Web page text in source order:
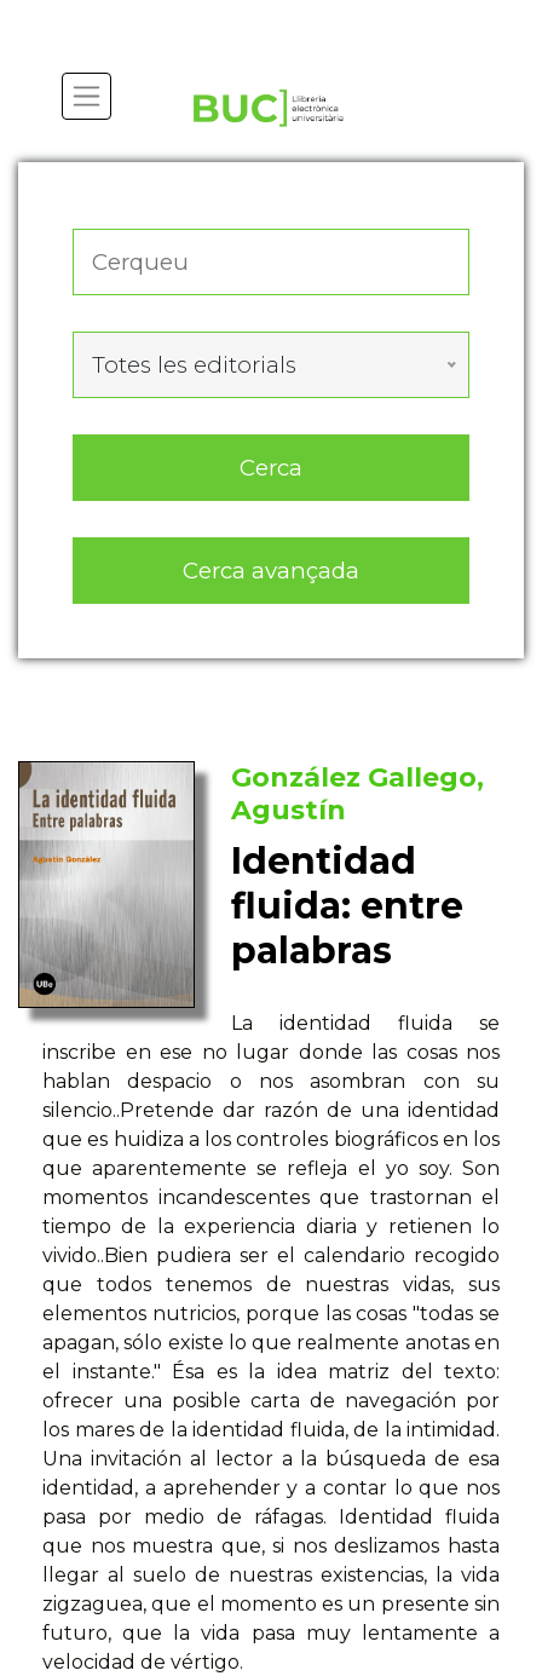
Totes les editorials
Cerca
Cerca avançada
González Gallego,
Agustín
Identidad
fluida: entre
palabras
La identidad fluida se
inscribe en ese no lugar donde las cosas nos
hablan despacio o nos asombran con su
silencio..Pretende dar razón de una identidad
que es huidiza a los controles biográficos en los
que aparentemente se refleja el yo soy. Son
momentos incandescentes que trastornan el
tiempo de la experiencia diaria y retienen lo
vivido..Bien pudiera ser el calendario recogido
que todos tenemos de nuestras vidas, sus
elementos nutricios, porque las cosas "todas se
apagan, sólo existe lo que realmente anotas en
el instante." Ésa es la idea matriz del texto:
ofrecer una posible carta de navegación por
los mares de la identidad fluida, de la intimidad.
Una invitación al lector a la búsqueda de esa
identidad, a aprehender y a contar lo que nos
pasa por medio de ráfagas. Identidad fluida
que nos muestra que, si nos deslizamos hasta
llegar al suelo de nuestras existencias, la vida
zigzaguea, que el momento es un presente sin
futuro, que la vida pasa muy lentamente a
velocidad de vértigo.